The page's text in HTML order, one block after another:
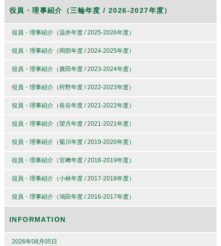
役員・理事紹介（三輪年度 / 2026-2027年度）
役員・理事紹介（温井年度 / 2025-2026年度）
役員・理事紹介（岡部年度 / 2024-2025年度）
役員・理事紹介（廣田年度 / 2023-2024年度）
役員・理事紹介（狩野年度 / 2022-2023年度）
役員・理事紹介（長谷年度 / 2021-2022年度）
役員・理事紹介（望月年度 / 2021-2021年度）
役員・理事紹介（菊川年度 / 2019-2020年度）
役員・理事紹介（宮﨑年度 / 2018-2019年度）
役員・理事紹介（小林年度 / 2017-2018年度）
役員・理事紹介（鴻田年度 / 2016-2017年度）
INFORMATION
2026年08月05日